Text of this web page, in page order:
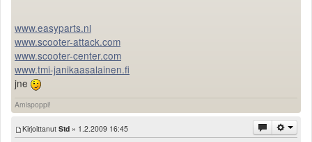
www.easyparts.nl
www.scooter-attack.com
www.scooter-center.com
www.tmi-janikaasalainen.fi
jne
Amispoppi!
Kirjoittanut Std » 1.2.2009 16:45